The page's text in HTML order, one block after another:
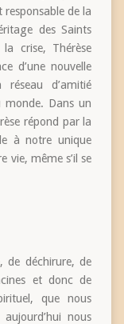
de la
des Saints
crise, Thérèse
d’une nouvelle
d’amitié
Dans un
répond par la
à notre unique
vie, même s’il se
de déchirure, de
et donc de
que nous
nous